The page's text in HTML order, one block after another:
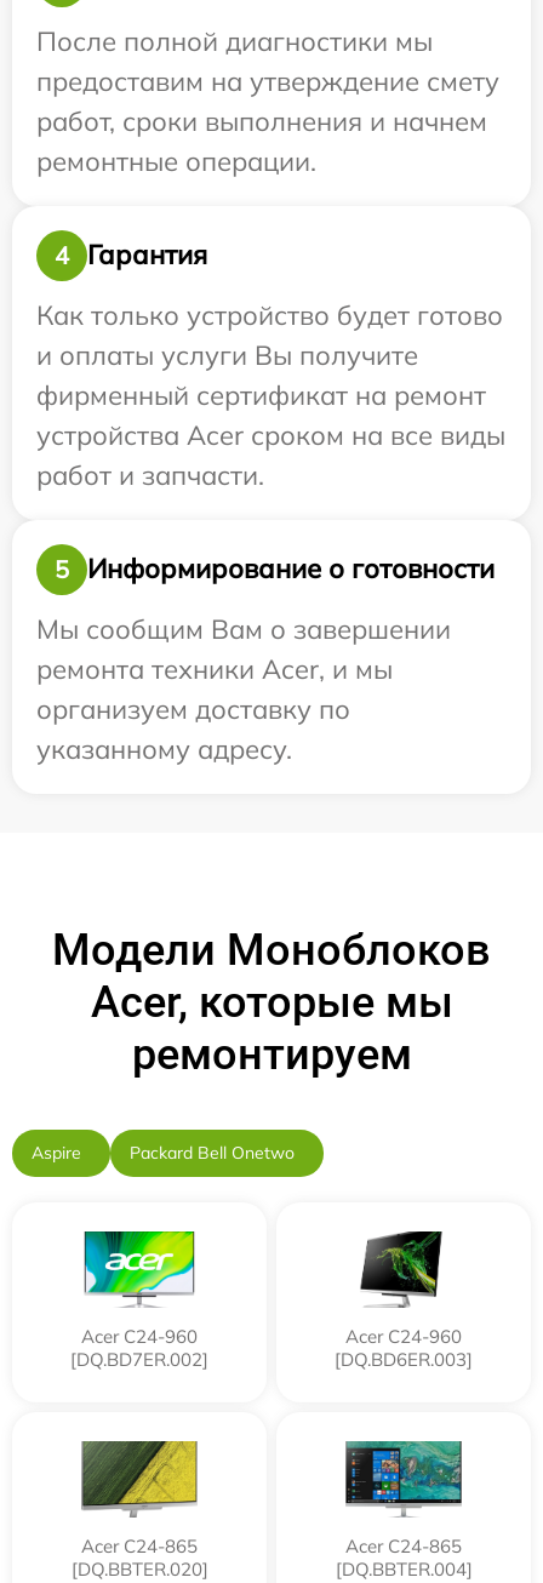
После полной диагностики мы
предоставим на утверждение смету
работ, сроки выполнения и начнем
ремонтные операции.
4
Гарантия
Как только устройство будет готово
и оплаты услуги Вы получите
фирменный сертификат на ремонт
устройства Acer сроком на все виды
работ и запчасти.
5
Информирование о готовности
Мы сообщим Вам о завершении
ремонта техники Acer, и мы
организуем доставку по
указанному адресу.
Модели Моноблоков
Acer, которые мы
ремонтируем
Aspire Packard Bell Onetwo
Acer C24-960
[DQ.BD7ER.002]
Acer C24-960
[DQ.BD6ER.003]
Acer C24-865
[DQ.BBTER.020]
Acer C24-865
[DQ.BBTER.004]